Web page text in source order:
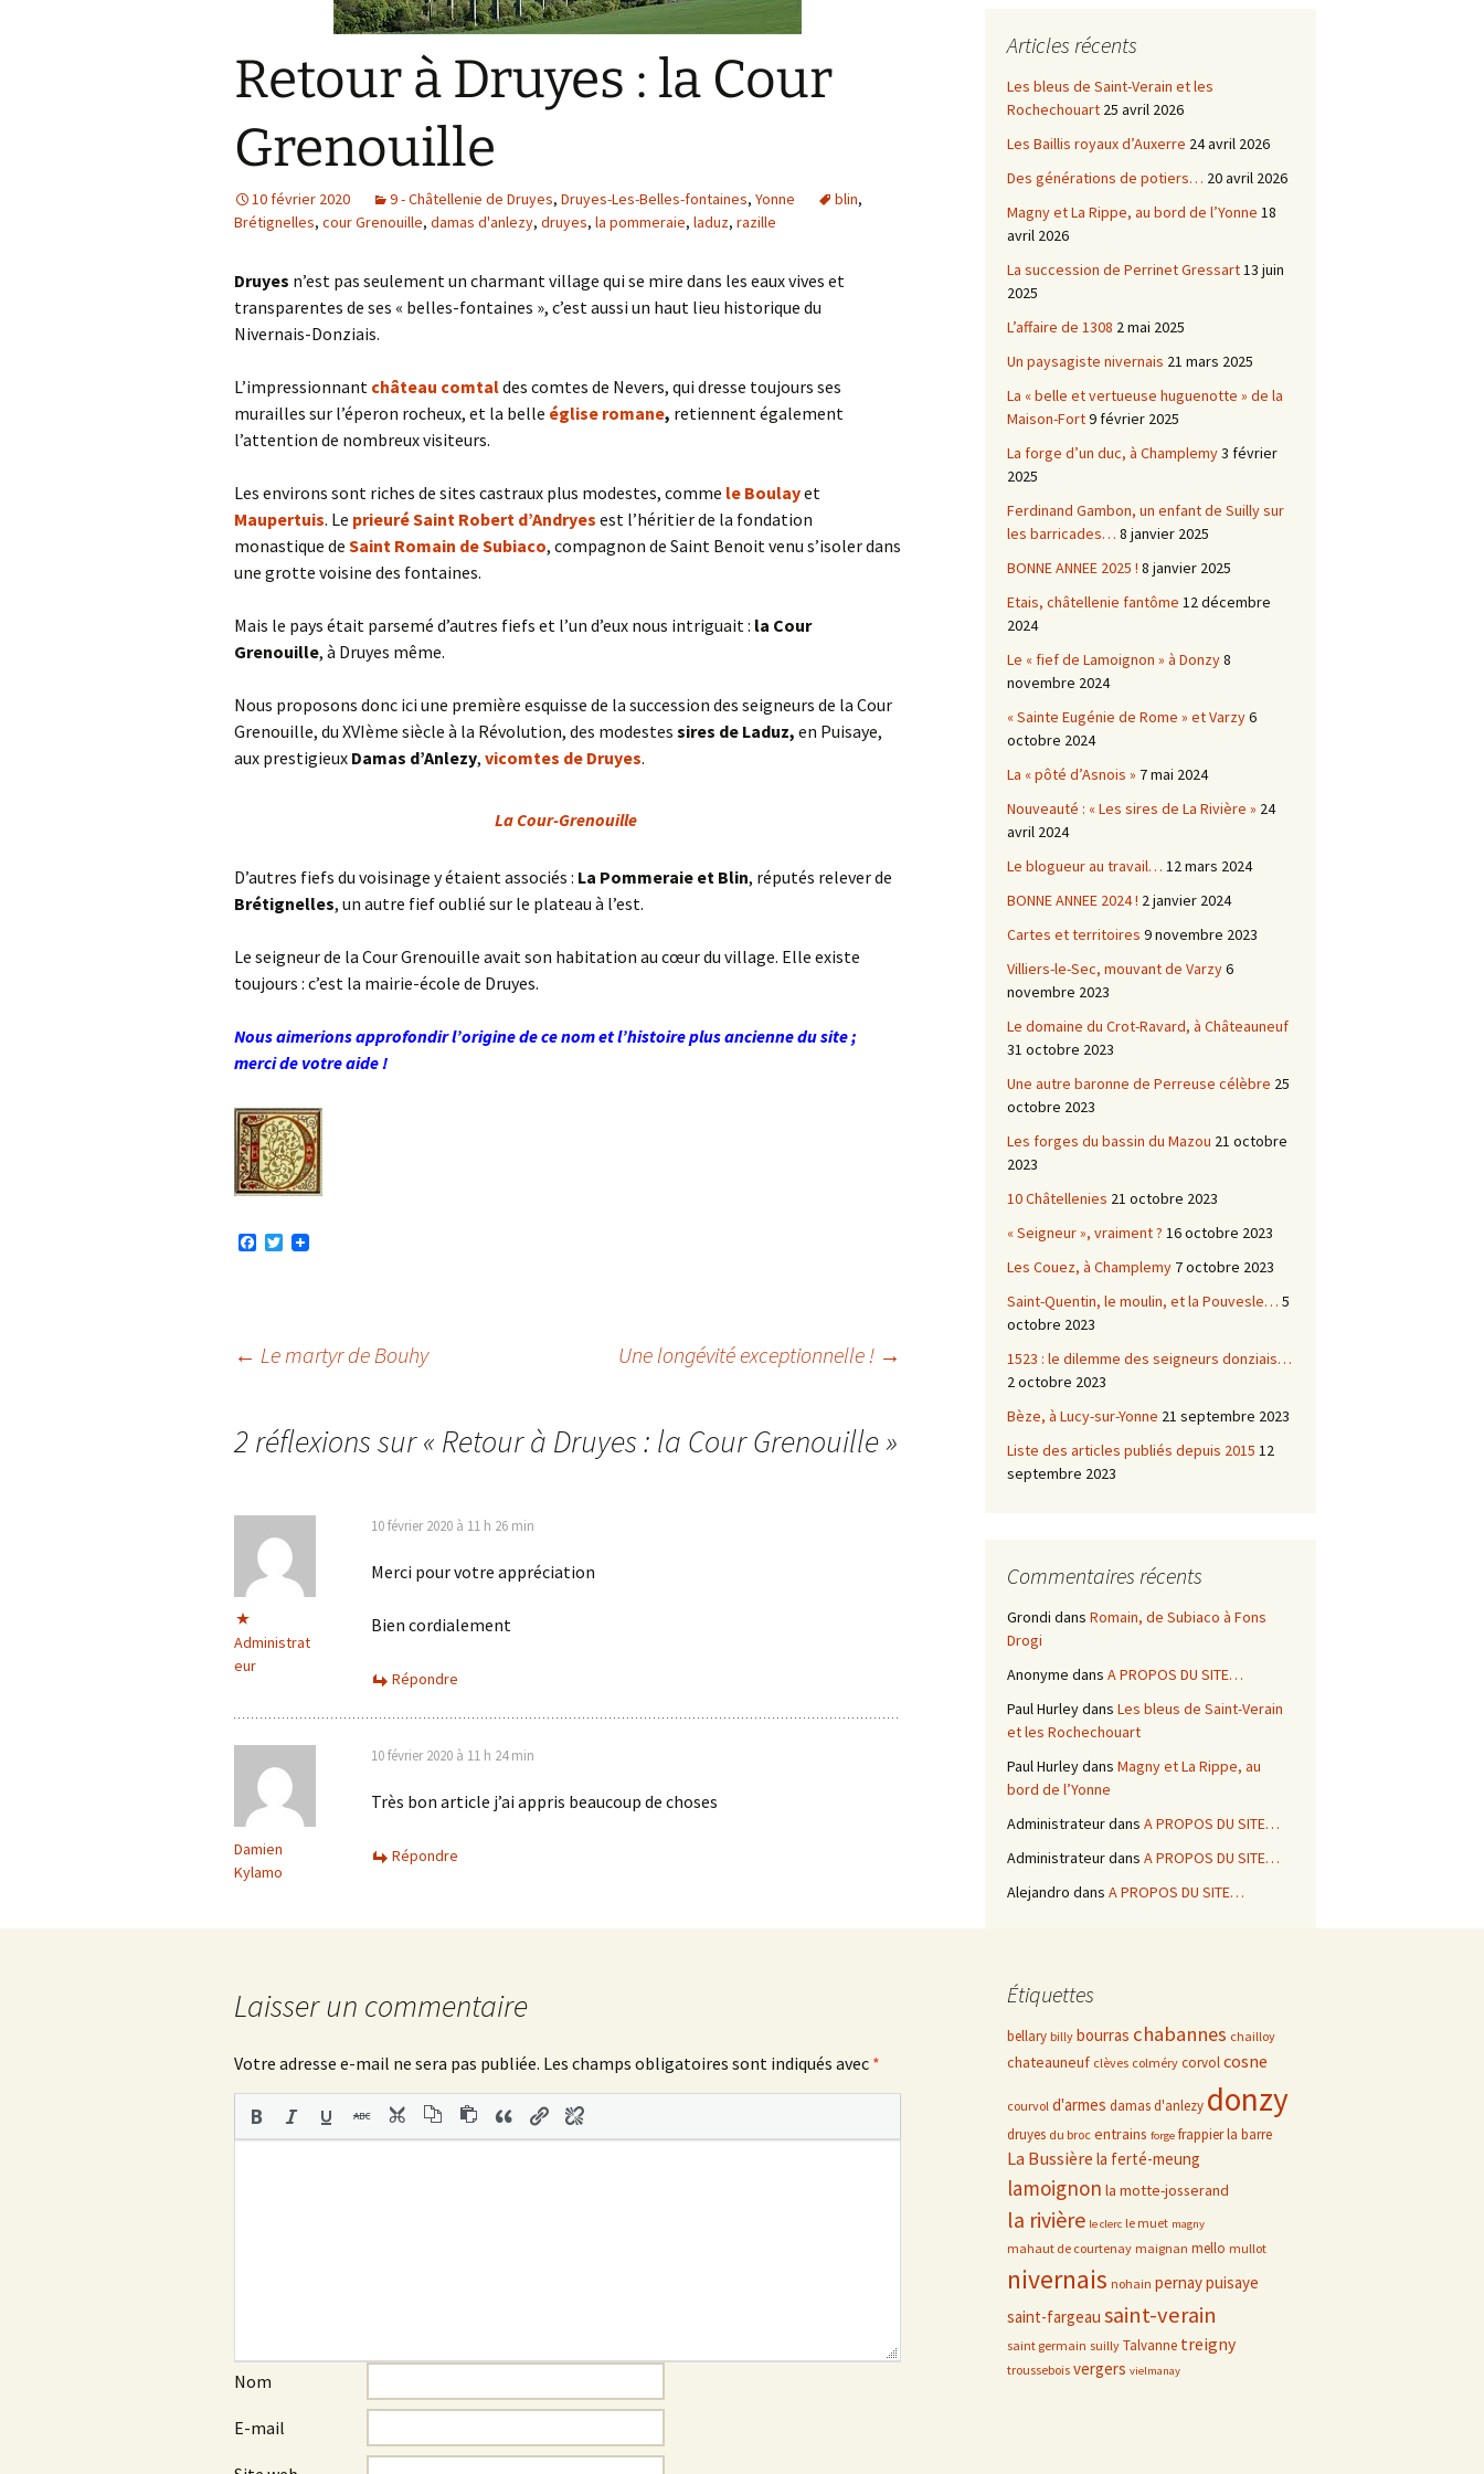
Comté d’Auxerre
Seigneurie de Courtenay
Châtellenie d’Etais
Châtellenies de Corvol et
Billy
Châtellenie de Chatel-
Retour à Druyes : la Cour
Grenouille
10 février 2020 9 - Châtellenie de Druyes, Druyes-Les-Belles-fontaines, Yonne blin,
Brétignelles, cour Grenouille, damas d'anlezy, druyes, la pommeraie, laduz, razille
Druyes n’est pas seulement un charmant village qui se mire dans les eaux vives et
transparentes de ses « belles-fontaines », c’est aussi un haut lieu historique du
Nivernais-Donziais.
L’impressionnant château comtaldes comtes de Nevers, qui dresse toujours ses
murailles sur l’éperon rocheux, et la belle église romane, retiennent également
l’attention de nombreux visiteurs.
Les environs sont riches de sites castraux plus modestes, comme le Boulayet
Maupertuis. Le prieuré Saint Robert d’Andryes est l’héritier de la fondation
monastique de Saint Romain de Subiaco, compagnon de Saint Benoit venu s’isoler dans
une grotte voisine des fontaines.
Mais le pays était parsemé d’autres fiefs et l’un d’eux nous intriguait : la Cour
Grenouille, à Druyes même.
Nous proposons donc ici une première esquisse de la succession des seigneurs de la Cour
Grenouille, du XVIème siècle à la Révolution, des modestes sires de Laduz, en Puisaye,
aux prestigieux Damas d’Anlezy, vicomtes de Druyes.
La Cour-Grenouille
D’autres fiefs du voisinage y étaient associés : La Pommeraie et Blin, réputés relever de
Brétignelles, un autre fief oublié sur le plateau à l’est.
Le seigneur de la Cour Grenouille avait son habitation au cœur du village. Elle existe
toujours : c’est la mairie-école de Druyes.
Nous aimerions approfondir l’origine de ce nom et l’histoire plus ancienne du site ;
merci de votre aide !
o
k
T
r
Navigation
← Le martyr de Bouhy Une longévité exceptionnelle ! →
2 réflexions sur « Retour à Druyes : la Cour Grenouille»
Administrat
eur
10 février 2020 à 11 h 26 min
Merci pour votre appréciation
Bien cordialement
Répondre
Damien
Kylamo
10 février 2020 à 11 h 24 min
Très bon article j’ai appris beaucoup de choses
Répondre
Laisser un commentaire
Votre adresse e-mail ne sera pas publiée. Les champs obligatoires sont indiqués avec *
Nom
E-mail
Articles récents
Les bleus de Saint-Verain et les
Rochechouart 25 avril 2026
Les Baillis royaux d’Auxerre 24 avril 2026
Des générations de potiers… 20 avril 2026
Magny et La Rippe, au bord de l’Yonne 18
avril 2026
La succession de Perrinet Gressart13 juin
2025
L’affaire de 1308 2 mai 2025
Un paysagiste nivernais 21 mars 2025
La « belle et vertueuse huguenotte » de la
Maison-Fort9 février 2025
La forge d’un duc, à Champlemy3 février
2025
Ferdinand Gambon, un enfant de Suilly sur
les barricades… 8 janvier 2025
BONNE ANNEE 2025 ! 8 janvier 2025
Etais, châtellenie fantôme 12 décembre
2024
Le « fief de Lamoignon » à Donzy8
novembre 2024
« Sainte Eugénie de Rome » et Varzy6
octobre 2024
La « pôté d’Asnois » 7 mai 2024
Nouveauté : « Les sires de La Rivière » 24
avril 2024
Le blogueur au travail… 12 mars 2024
BONNE ANNEE 2024 ! 2 janvier 2024
Cartes et territoires 9 novembre 2023
Villiers-le-Sec, mouvant de Varzy6
novembre 2023
Le domaine du Crot-Ravard, à Châteauneuf
31 octobre 2023
Une autre baronne de Perreuse célèbre 25
octobre 2023
Les forges du bassin du Mazou 21 octobre
2023
10 Châtellenies 21 octobre 2023
« Seigneur », vraiment ? 16 octobre 2023
Les Couez, à Champlemy 7 octobre 2023
Saint-Quentin, le moulin, et la Pouvesle… 5
octobre 2023
1523 : le dilemme des seigneurs donziais…
2 octobre 2023
Bèze, à Lucy-sur-Yonne 21 septembre 2023
Liste des articles publiés depuis 2015 12
septembre 2023
Commentaires récents
Grondi dans Romain, de Subiaco à Fons
Drogi
Anonyme dans A PROPOS DU SITE…
Paul Hurleydans Les bleus de Saint-Verain
et les Rochechouart
Paul Hurleydans Magny et La Rippe, au
bord de l’Yonne
Administrateurdans A PROPOS DU SITE…
Administrateurdans A PROPOS DU SITE…
Alejandro dans A PROPOS DU SITE…
Étiquettes
bellary billy bourras chabannes chailloy
chateauneuf clèves colméry corvolcosne
courvol d'armes damas d'anlezy donzy
druyes du broc entrains forge frappierla barre
La Bussière la ferté-meung
lamoignon la motte-josserand
la rivière le clerc le muet magny
mahaut de courtenay maignan mello mullot
nivernais nohain pernaypuisaye
saint-fargeau saint-verain
saint germain suilly Talvanne treigny
troussebois vergers vielmanay